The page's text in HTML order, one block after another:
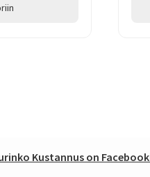
Kustannus on